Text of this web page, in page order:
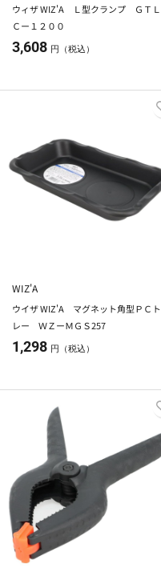
ウィザ WIZ'A Ｌ型クランプ ＧＴＬ
Ｃー１２００
3,608 円（税込）
WIZ'A
ウイザ WIZ'A マグネット角型ＰＣト
レー ＷＺーＭＧＳ257
1,298 円（税込）